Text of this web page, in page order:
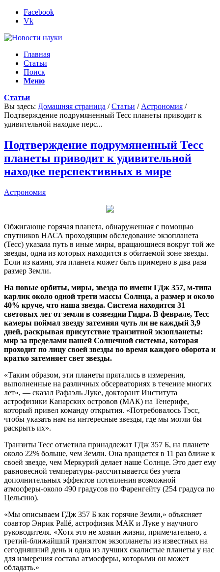
Facebook
Vk
Главная
Статьи
Поиск
Меню
Статьи
Вы здесь: Домашняя страница / Статьи / Астрономия /
Подтверждение подрумяненный Тесс планеты приводит к
удивительной находке перс...
Подтверждение подрумяненный Тесс
планеты приводит к удивительной
находке перспективных в мире
Астрономия
Обжигающе горячая планета, обнаруженная с помощью
спутников НАСА проходящим обследование экзопланета
(Тесс) указала путь в иные миры, вращающиеся вокруг той же
звезды, одна из которых находится в обитаемой зоне звезды.
Если из камня, эта планета может быть примерно в два раза
размер Земли.
На новые орбиты, миры, звезда по имени ГДж 357, м-типа
карлик около одной трети массы Солнца, а размер и около
40% круче, что наша звезда. Система находится 31
световых лет от земли в созвездии Гидра. В феврале, Тесс
камеры поймал звезду затемняя чуть ли не каждый 3,9
дней, раскрывая присутствие транзитной экзопланеты:
мир за пределами нашей Солнечной системы, которая
проходит по лицу своей звезды во время каждого оборота и
кратко затемняет свет звезды.
«Таким образом, эти планеты прятались в измерения,
выполненные на различных обсерваториях в течение многих
лет», — сказал Рафаэль Луке, докторант Института
астрофизики Канарских островов (МАК) на Тенерифе,
который привел команду открытия. «Потребовалось Тэсс,
чтобы указать нам на интересные звезды, где мы могли бы
раскрыть их».
Транзиты Тесс отметила принадлежат ГДж 357 Б, на планете
около 22% больше, чем Земли. Она вращается в 11 раз ближе к
своей звезде, чем Меркурий делает наше Солнце. Это дает ему
равновесной температуры-рассчитывается без учета
дополнительных эффектов потепления возможной
атмосферы-около 490 градусов по Фаренгейту (254 градуса по
Цельсию).
«Мы описываем ГДж 357 Б как горячие Земли,» объясняет
соавтор Энрик Pallé, астрофизик МАК и Луке у научного
руководителя. «Хотя это не хозяин жизни, примечательно, а
третий-ближайший транзитом экзопланеты из известных на
сегодняшний день и одна из лучших скалистые планеты у нас
для измерения состава атмосферы, которыми он может
обладать.»